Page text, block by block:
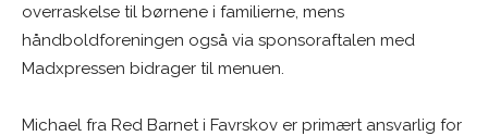
overraskelse til børnene i familierne, mens
håndboldforeningen også via sponsoraftalen med
Madxpressen bidrager til menuen.
Michael fra Red Barnet i Favrskov er primært ansvarlig for